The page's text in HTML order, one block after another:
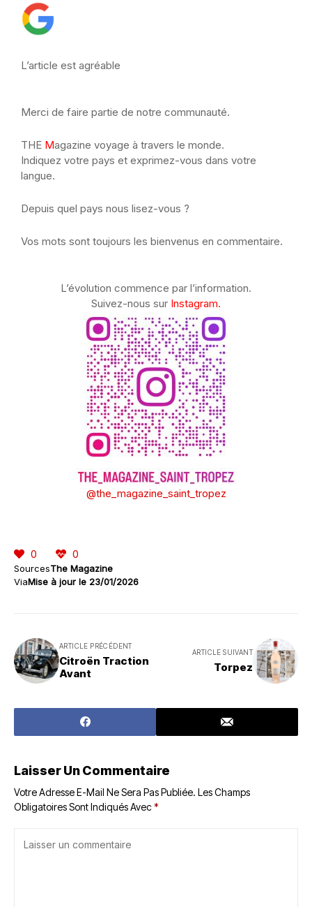
L’article est agréable
Merci de faire partie de notre communauté.
THE Magazine voyage à travers le monde.
Indiquez votre pays et exprimez-vous dans votre
langue.
Depuis quel pays nous lisez-vous ?
Vos mots sont toujours les bienvenus en commentaire.
L’évolution commence par l’information.
Suivez-nous sur Instagram.
@the_magazine_saint_tropez
0 0
SourcesThe Magazine
ViaMise à jour le 23/01/2026
ARTICLE PRÉCÉDENT
Citroën Traction
Avant
ARTICLE SUIVANT
Torpez
Laisser Un Commentaire
Votre Adresse E-Mail Ne Sera Pas Publiée. Les Champs
Obligatoires Sont Indiqués Avec*